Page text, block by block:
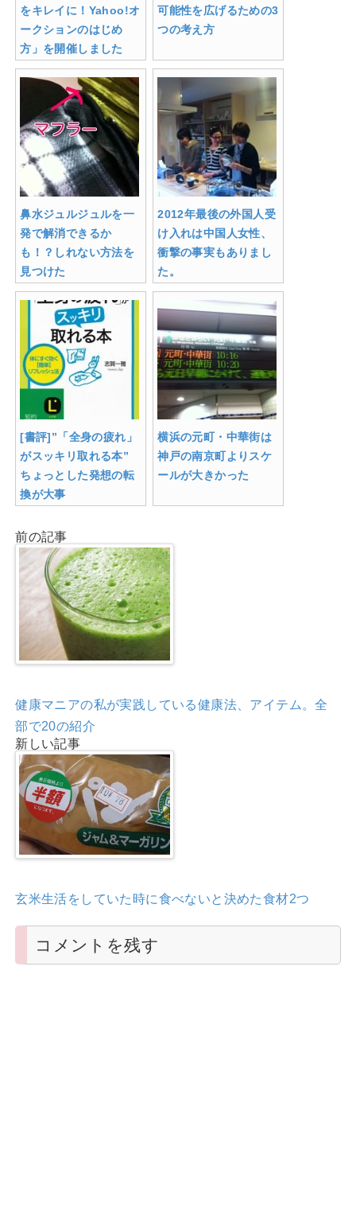
をキレイに！Yahoo!オ
ークションのはじめ
方」を開催しました
可能性を広げるための3
つの考え方
鼻水ジュルジュルを一
発で解消できるか
も！？しれない方法を
見つけた
2012年最後の外国人受
け入れは中国人女性、
衝撃の事実もありまし
た。
[書評]”「全身の疲れ」
がスッキリ取れる本”
ちょっとした発想の転
換が大事
横浜の元町・中華街は
神戸の南京町よりスケ
ールが大きかった
前の記事
健康マニアの私が実践している健康法、アイテム。全
部で20の紹介
新しい記事
玄米生活をしていた時に食べないと決めた食材2つ
コメントを残す